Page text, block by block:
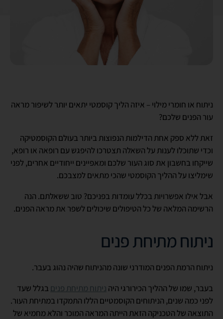
ניתוח או חומרי מילוי – איזה הליך קוסמטי יתאים יותר לשיפור מראה
עור הפנים שלכם?
זאת ללא ספק אחת הדילמות הנפוצות ביותר בעולם הקוסמטיקה
וכדי שתוכלו לענות על השאלה תצטרכו להיפגש עם רופאה או רופא,
שייקחו בחשבון את סוג העור שלכם ומאפיינים ייחודיים אחרים, לפני
שימליצו על ההליך הקוסמטי שהכי מתאים למצבכם.
אבל אילו אפשרויות בכלל עומדות בפניכם? טוב ששאלתם. הנה
הרשימה המלאה של כל הטיפולים שיכולים לשפר את מראה הפנים.
ניתוח מתיחת פנים
ניתוח הרמת הפנים המודרני שונה מהניתוח שהיה נהוג בעבר.
בעבר, שמו של ההליך הכירורגי היה ניתוח מתיחת פנים בגלל שעד
לפני כמה שנים, הניתוחים הקוסמטיים הללו התמקדו במתיחת העור.
התוצאה של הטכניקה הזאת הייתה המראה המוכר והלא מחמיא של